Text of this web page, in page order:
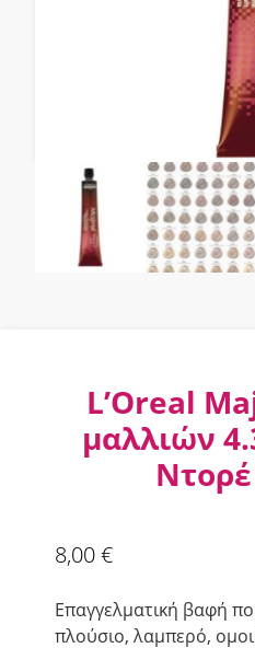
L’Oreal
μαλλιών
8,00€
Επαγγελματική βαφή
πλούσιο, λαμπερό,